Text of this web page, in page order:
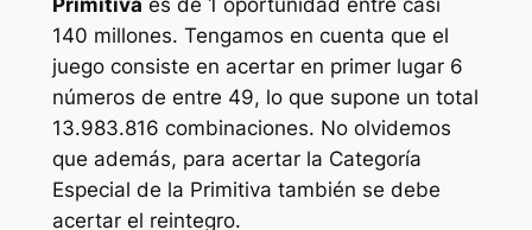
140 millones. Tengamos en cuenta que el
juego consiste en acertar en primer lugar 6
números de entre 49, lo que supone un total
13.983.816 combinaciones. No olvidemos
que además, para acertar la Categoría
Especial de la Primitiva también se debe
acertar el reintegro.